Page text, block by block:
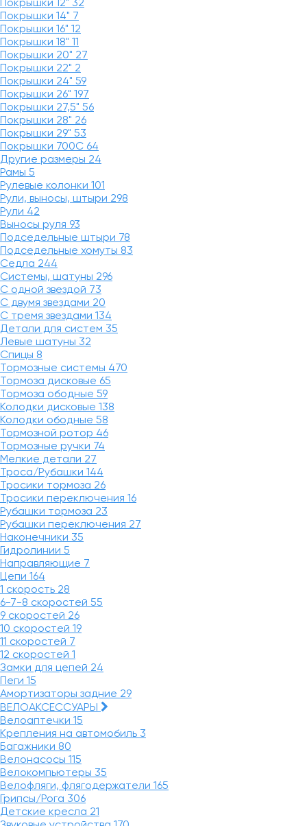
Покрышки 12" 32
Покрышки 14" 7
Покрышки 16" 12
Покрышки 18" 11
Покрышки 20" 27
Покрышки 22" 2
Покрышки 24" 59
Покрышки 26" 197
Покрышки 27,5" 56
Покрышки 28" 26
Покрышки 29" 53
Покрышки 700C 64
Другие размеры 24
Рамы 5
Рулевые колонки 101
Рули, выносы, штыри 298
Рули 42
Выносы руля 93
Подседельные штыри 78
Подседельные хомуты 83
Седла 244
Системы, шатуны 296
С одной звездой 73
С двумя звездами 20
С тремя звездами 134
Детали для систем 35
Левые шатуны 32
Спицы 8
Тормозные системы 470
Тормоза дисковые 65
Тормоза ободные 59
Колодки дисковые 138
Колодки ободные 58
Тормозной ротор 46
Тормозные ручки 74
Мелкие детали 27
Троса/Рубашки 144
Тросики тормоза 26
Тросики переключения 16
Рубашки тормоза 23
Рубашки переключения 27
Наконечники 35
Гидролинии 5
Направляющие 7
Цепи 164
1 скорость 28
6-7-8 скоростей 55
9 скоростей 26
10 скоростей 19
11 скоростей 7
12 скоростей 1
Замки для цепей 24
Пеги 15
Амортизаторы задние 29
ВЕЛОАКСЕССУАРЫ
Велоаптечки 15
Крепления на автомобиль 3
Багажники 80
Велонасосы 115
Велокомпьютеры 35
Велофляги, флягодержатели 165
Грипсы/Рога 306
Детские кресла 21